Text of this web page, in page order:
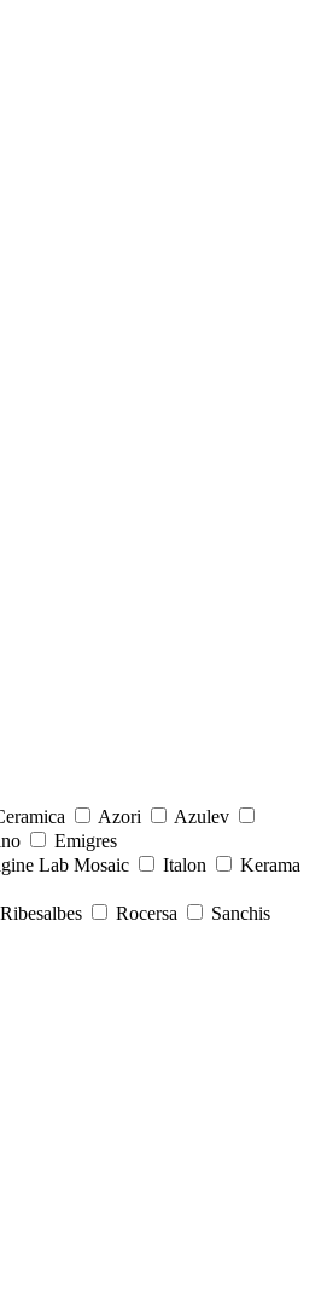
Azori
Azulev
Emigres
Lab Mosaic Italon
Kerama
Ribesalbes Rocersa
Sanchis